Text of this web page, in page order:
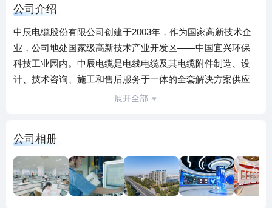
公司介绍
中辰电缆股份有限公司创建于2003年，作为国家高新技术企
业，公司地处国家级高新技术产业开发区——中国宜兴环保
科技工业园内。中辰电缆是电线电缆及其电缆附件制造、设
计、技术咨询、施工和售后服务于一体的全套解决方案供应
商，是“全国用户满意企业”，位列全国电缆行业第28位。
企业，中辰股份屡次在国家超高压送变电工程、重点建设项
目和各行业配套服务中有杰出表现，为“藏中联网”、“南水北
调”、老挝首都万象115kV城市电网现代化改造等工程提供配
套产品，产品广泛应用于电力、新能源、煤炭、交通、石
展开全部
公司相册